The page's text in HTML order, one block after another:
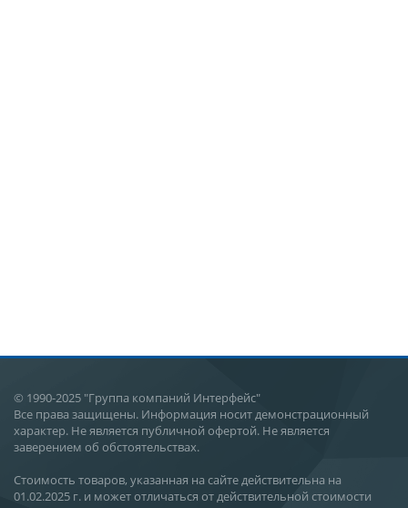
© 1990-2025 "Группа компаний Интерфейс"
Все права защищены. Информация носит демонстрационный
характер. Не является публичной офертой. Не является
заверением об обстоятельствах.
Стоимость товаров, указанная на сайте действительна на
01.02.2025 г. и может отличаться от действительной стоимости